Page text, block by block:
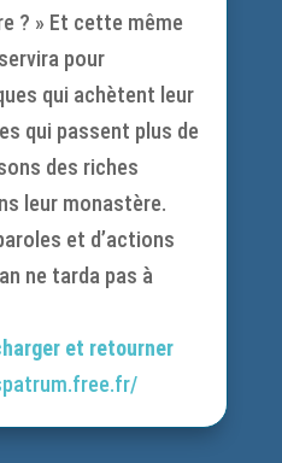
? » Et cette même
pour
qui achètent leur
qui passent plus de
des riches
leur monastère.
et d’actions
ne tarda pas à
et retourner